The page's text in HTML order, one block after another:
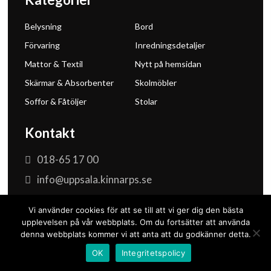
Kontakt
018-65 17 00
info@uppsala.kinnarps.se
Integritetspolicy och GDPR
Belysning
Bord
Förvaring
Inredningsdetaljer
Mattor & Textil
Nytt på hemsidan
Skärmar & Absorbenter
Skolmöbler
Soffor & Fåtöljer
Stolar
Vi använder cookies för att se till att vi ger dig den bästa
upplevelsen på vår webbplats. Om du fortsätter att använda
denna webbplats kommer vi att anta att du godkänner detta.
OK
Integritetspolicy